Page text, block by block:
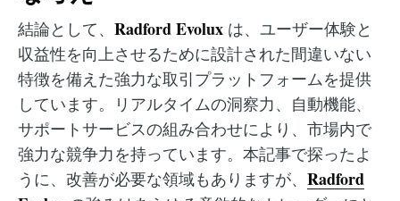
結論として、 Radford Evolux は、ユーザー体験と
収益性を向上させるために設計された間違いない
特徴を備えた強力な取引プラットフォームを提供
しています。リアルタイムの洞察力、自動機能、
サポートサービスの組み合わせにより、市場内で
強力な競争力を持っています。本記事で探ったよ
うに、改善が必要な領域もありますが、 Radford